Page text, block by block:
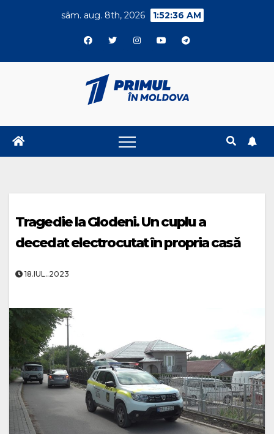
sâm. aug. 8th, 2026 1:52:36 AM
Tragedie la Glodeni. Un cuplu a
decedat electrocutat în propria casă
18.IUL..2023